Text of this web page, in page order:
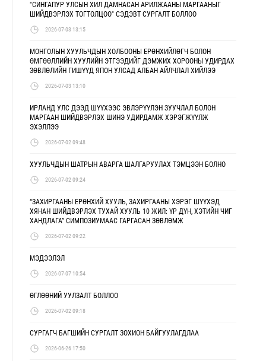
"СИНГАПУР УЛСЫН ХИЛ ДАМНАСАН АРИЛЖААНЫ МАРГААНЫГ
ШИЙДВЭРЛЭХ ТОГТОЛЦОО" СЭДЭВТ СУРГАЛТ БОЛЛОО
2026-07-03 13:15
МОНГОЛЫН ХУУЛЬЧДЫН ХОЛБООНЫ ЕРӨНХИЙЛӨГЧ БОЛОН
ӨМГӨӨЛЛИЙН ХУУЛИЙН ЭТГЭЭДИЙГ ДЭМЖИХ ХОРООНЫ УДИРДАХ
ЗӨВЛӨЛИЙН ГИШҮҮД ЯПОН УЛСАД АЛБАН АЙЛЧЛАЛ ХИЙЛЭЭ
2026-07-03 13:10
ИРЛАНД УЛС ДЭЭД ШҮҮХЭЭС ЭВЛЭРҮҮЛЭН ЗУУЧЛАЛ БОЛОН
МАРГААН ШИЙДВЭРЛЭХ ШИНЭ УДИРДАМЖ ХЭРЭГЖҮҮЛЖ
ЭХЭЛЛЭЭ
2026-07-02 09:48
ХУУЛЬЧДЫН ШАТРЫН АВАРГА ШАЛГАРУУЛАХ ТЭМЦЭЭН БОЛНО
2026-07-02 09:24
“ЗАХИРГААНЫ ЕРӨНХИЙ ХУУЛЬ, ЗАХИРГААНЫ ХЭРЭГ ШҮҮХЭД
ХЯНАН ШИЙДВЭРЛЭХ ТУХАЙ ХУУЛЬ 10 ЖИЛ: ҮР ДҮН, ХЭТИЙН ЧИГ
ХАНДЛАГА” СИМПОЗИУМААС ГАРГАСАН ЗӨВЛӨМЖ
2026-07-02 09:22
МЭДЭЭЛЭЛ
2026-07-07 10:54
ӨГЛӨӨНИЙ УУЛЗАЛТ БОЛЛОО
2026-07-02 09:18
СУРГАГЧ БАГШИЙН СУРГАЛТ ЗОХИОН БАЙГУУЛАГДЛАА
2026-06-26 17:50